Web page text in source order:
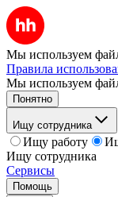
Мы используем
Правила
Мы используем
Понятно
Ищу сотрудника
Ищу работу
Ищу сотрудника
Сервисы
Помощь